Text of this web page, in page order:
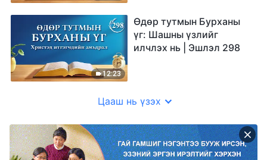
12:23
Өдөр тутмын Бурханы
үг: Шашны үзлийг
илчлэх нь | Эшлэл 298
Цааш нь үзэх